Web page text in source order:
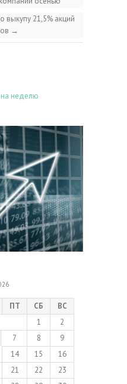
выкупу 21,5% акций
→
неделю
ПТ СБ
ВС
1
2
7 8
9
14 15
16
21 22
23